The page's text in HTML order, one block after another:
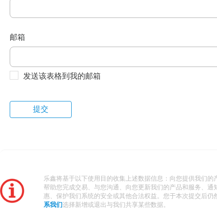
邮箱
发送该表格到我的邮箱
乐鑫将基于以下使用目的收集上述数据信息：向您提供我们的
帮助您完成交易、与您沟通、向您更新我们的产品和服务、通
惠、保护我们系统的安全或其他合法权益。您于本次提交后仍
系我们 选择新增或退出与我们共享某些数据。